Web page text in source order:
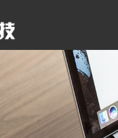
化网站设计服
城、开发定制
服务、无忧备
智能建站
交流、经验积